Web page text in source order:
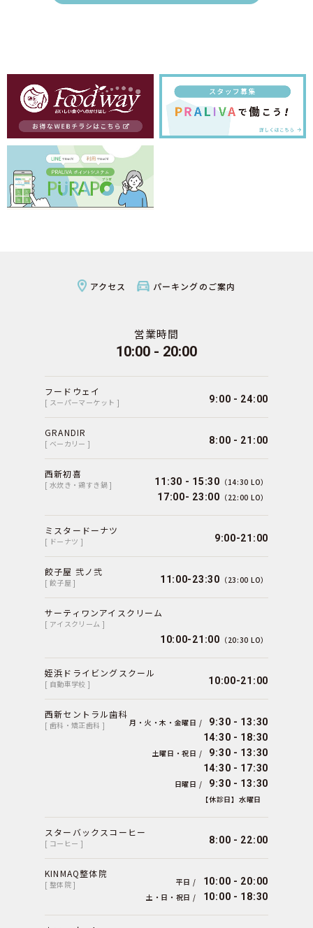
アクセス パーキングのご案内
営業時間
10:00 - 20:00
フードウェイ
[ スーパーマーケット ] 9:00 - 24:00
GRANDIR
[ ベーカリー ] 8:00 - 21:00
西新初喜
[ 水炊き・鶏すき鍋 ] 11:30 - 15:30 （14:30 LO）
17:00- 23:00 （22:00 LO）
ミスタードーナツ
[ ドーナツ ] 9:00-21:00
餃子屋 弐ノ弐
[ 餃子屋 ] 11:00-23:30 （23:00 LO）
サーティワンアイスクリーム
[ アイスクリーム ]
10:00-21:00 （20:30 LO）
姪浜ドライビングスクール
[ 自動車学校 ] 10:00-21:00
西新セントラル歯科
[ 歯科・矯正歯科 ] 月・火・木・金曜日 /
9:30 - 13:30
14:30 - 18:30
土曜日・祝日 /
9:30 - 13:30
14:30 - 17:30
日曜日 / 9:30 - 13:30
【休診日】水曜日
スターバックスコーヒー
[ コーヒー ] 8:00 - 22:00
KINMAQ整体院
[ 整体院 ] 平日 / 10:00 - 20:00
土・日・祝日 / 10:00 - 18:30